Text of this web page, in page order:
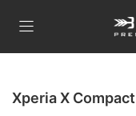
Xperia X Compact